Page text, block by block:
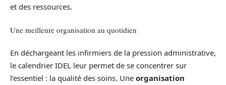
et des ressources.
Une meilleure organisation au quotidien
En déchargeant les infirmiers de la pression administrative,
le calendrier IDEL leur permet de se concentrer sur
l’essentiel : la qualité des soins. Une organisation